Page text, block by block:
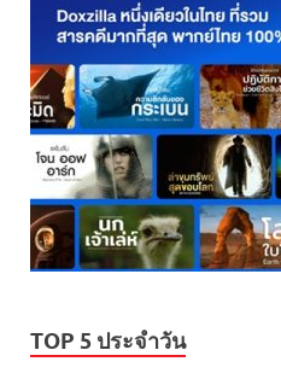
TOP 5 ประจำวัน